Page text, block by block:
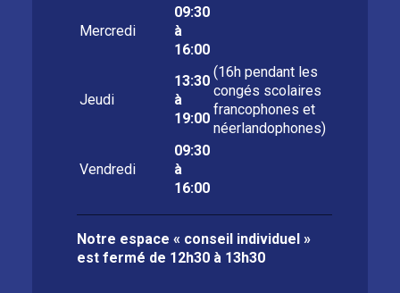
Mercredi
09:30
à
16:00
Jeudi
13:30
à
19:00
(16h pendant les
congés scolaires
francophones et
néerlandophones)
Vendredi
09:30
à
16:00
Notre espace « conseil individuel »
est fermé de 12h30 à 13h30